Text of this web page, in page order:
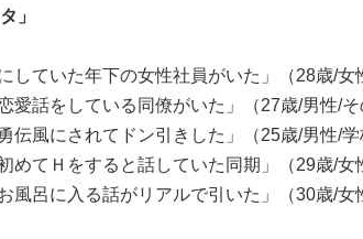
」
していた年下の女性社員がいた」（28歳/女
愛話をしている同僚がいた」（27歳/男性/そ
伝風にされてドン引きした」（25歳/男性/学
めてＨをすると話していた同期」（29歳/女
風呂に入る話がリアルで引いた」（30歳/女